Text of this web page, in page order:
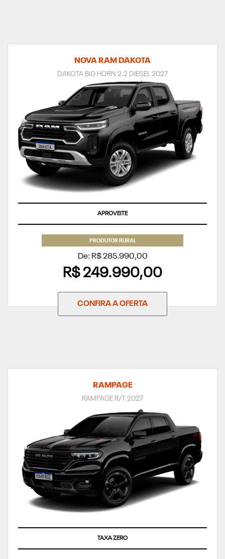
NOVA RAM DAKOTA
DAKOTA BIG HORN 2.2 DIESEL 2027
APROVEITE
PRODUTOR RURAL
De: R$ 285.990,00
R$ 249.990,00
CONFIRA A OFERTA
RAMPAGE
RAMPAGE R/T 2027
TAXA ZERO